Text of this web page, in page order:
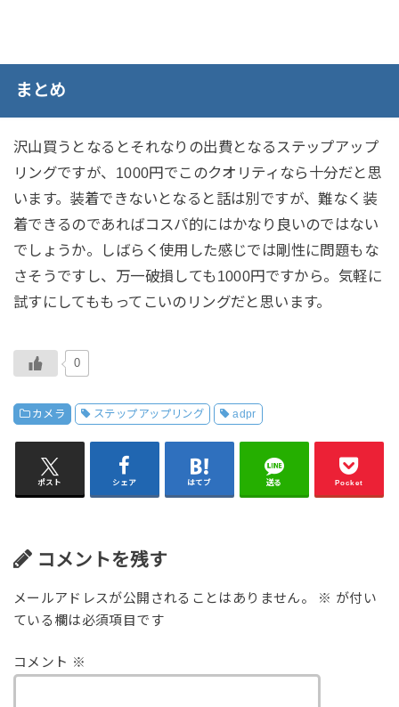
まとめ
沢山買うとなるとそれなりの出費となるステップアップ
リングですが、1000円でこのクオリティなら十分だと思
います。装着できないとなると話は別ですが、難なく装
着できるのであればコスパ的にはかなり良いのではない
でしょうか。しばらく使用した感じでは剛性に問題もな
さそうですし、万一破損しても1000円ですから。気軽に
試すにしてももってこいのリングだと思います。
0
カメラ ステップアップリング adpr
ポスト シェア はてブ 送る Pocket
コメントを残す
メールアドレスが公開されることはありません。 ※ が付い
ている欄は必須項目です
コメント ※